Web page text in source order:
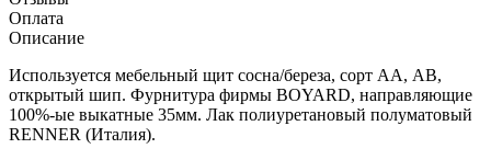
Оплата
Описание
Используется мебельный щит сосна/береза, сорт АА, АВ,
открытый шип. Фурнитура фирмы BOYARD, направляющие
100%-ые выкатные 35мм. Лак полиуретановый полуматовый
RENNER (Италия).